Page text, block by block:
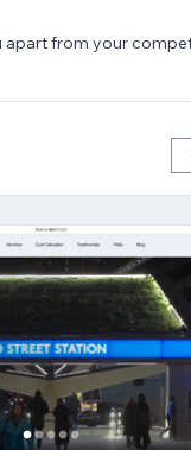
apart from your